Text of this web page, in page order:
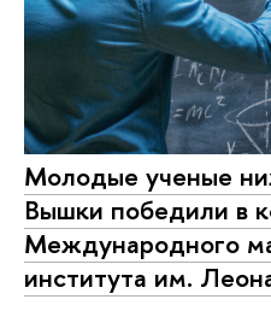
Молодые ученые
Вышки победили в
Международного
института им.